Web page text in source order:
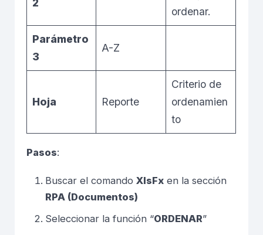
2
ordenar.
Parámetro
3
A-Z
Hoja Reporte
Criterio de
ordenamien
to
Pasos:
Buscar el comando XlsFx en la sección
RPA (Documentos)
Seleccionar la función “ORDENAR”